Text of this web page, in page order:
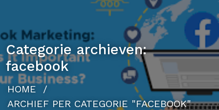
Categorie archieven:
facebook
HOME /
ARCHIEF PER CATEGORIE "FACEBOOK"